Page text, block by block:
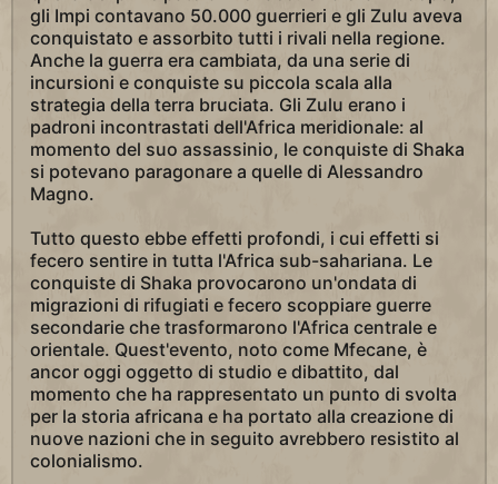
gli Impi contavano 50.000 guerrieri e gli Zulu aveva
conquistato e assorbito tutti i rivali nella regione.
Anche la guerra era cambiata, da una serie di
incursioni e conquiste su piccola scala alla
strategia della terra bruciata. Gli Zulu erano i
padroni incontrastati dell'Africa meridionale: al
momento del suo assassinio, le conquiste di Shaka
si potevano paragonare a quelle di Alessandro
Magno.
Tutto questo ebbe effetti profondi, i cui effetti si
fecero sentire in tutta l'Africa sub-sahariana. Le
conquiste di Shaka provocarono un'ondata di
migrazioni di rifugiati e fecero scoppiare guerre
secondarie che trasformarono l'Africa centrale e
orientale. Quest'evento, noto come Mfecane, è
ancor oggi oggetto di studio e dibattito, dal
momento che ha rappresentato un punto di svolta
per la storia africana e ha portato alla creazione di
nuove nazioni che in seguito avrebbero resistito al
colonialismo.